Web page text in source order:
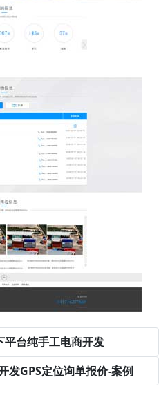
平台纯手工电商开发
发GPS定位询单报价-案例